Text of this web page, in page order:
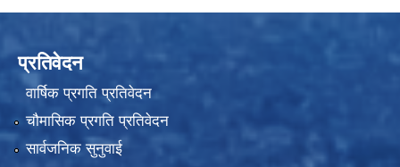
प्रतिवेदन
वार्षिक प्रगति प्रतिवेदन
चौमासिक प्रगति प्रतिवेदन
सार्वजनिक सुनुवाई